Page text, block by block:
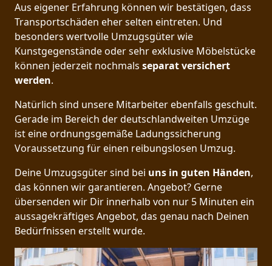
Aus eigener Erfahrung können wir bestätigen, dass
Transportschäden eher selten eintreten. Und
besonders wertvolle Umzugsgüter wie
Kunstgegenstände oder sehr exklusive Möbelstücke
können jederzeit nochmals separat versichert
werden.
Natürlich sind unsere Mitarbeiter ebenfalls geschult.
Gerade im Bereich der deutschlandweiten Umzüge
ist eine ordnungsgemäße Ladungssicherung
Voraussetzung für einen reibungslosen Umzug.
Deine Umzugsgüter sind bei uns in guten Händen,
das können wir garantieren. Angebot? Gerne
übersenden wir Dir innerhalb von nur 5 Minuten ein
aussagekräftiges Angebot, das genau nach Deinen
Bedürfnissen erstellt wurde.